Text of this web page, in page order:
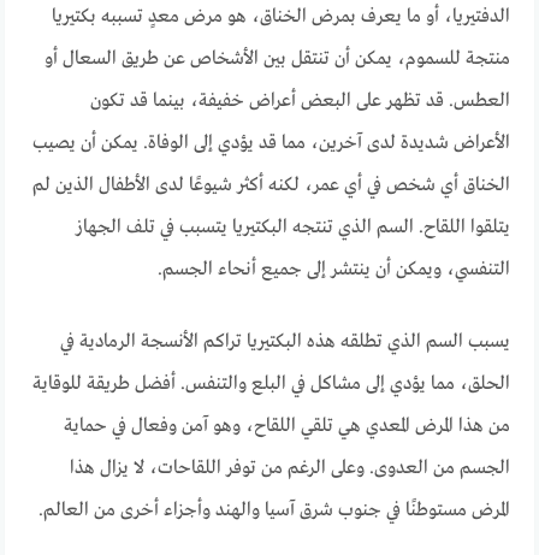
الدفتيريا، أو ما يعرف بمرض الخناق، هو مرض معدٍ تسببه بكتيريا
منتجة للسموم، يمكن أن تنتقل بين الأشخاص عن طريق السعال أو
العطس. قد تظهر على البعض أعراض خفيفة، بينما قد تكون
الأعراض شديدة لدى آخرين، مما قد يؤدي إلى الوفاة. يمكن أن يصيب
الخناق أي شخص في أي عمر، لكنه أكثر شيوعًا لدى الأطفال الذين لم
يتلقوا اللقاح. السم الذي تنتجه البكتيريا يتسبب في تلف الجهاز
التنفسي، ويمكن أن ينتشر إلى جميع أنحاء الجسم.
يسبب السم الذي تطلقه هذه البكتيريا تراكم الأنسجة الرمادية في
الحلق، مما يؤدي إلى مشاكل في البلع والتنفس. أفضل طريقة للوقاية
من هذا المرض المعدي هي تلقي اللقاح، وهو آمن وفعال في حماية
الجسم من العدوى. وعلى الرغم من توفر اللقاحات، لا يزال هذا
المرض مستوطنًا في جنوب شرق آسيا والهند وأجزاء أخرى من العالم.